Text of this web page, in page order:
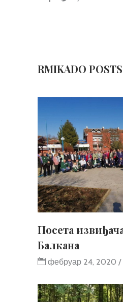
RMIKADO POSTS
Посета
Балкана
фебруар 24, 2020